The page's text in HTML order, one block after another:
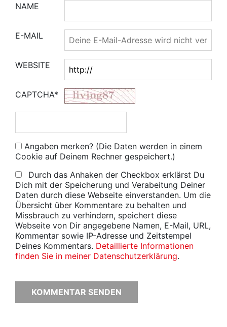
NAME
E-MAIL
WEBSITE
CAPTCHA*
Angaben merken? (Die Daten werden in einem
Cookie auf Deinem Rechner gespeichert.)
Durch das Anhaken der Checkbox erklärst Du
Dich mit der Speicherung und Verabeitung Deiner
Daten durch diese Webseite einverstanden. Um die
Übersicht über Kommentare zu behalten und
Missbrauch zu verhindern, speichert diese
Webseite von Dir angegebene Namen, E-Mail, URL,
Kommentar sowie IP-Adresse und Zeitstempel
Deines Kommentars. Detaillierte Informationen
finden Sie in meiner Datenschutzerklärung.